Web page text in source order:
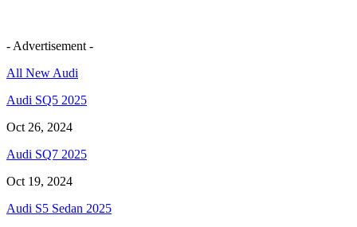
- Advertisement -
All New Audi
Audi SQ5 2025
Oct 26, 2024
Audi SQ7 2025
Oct 19, 2024
Audi S5 Sedan 2025